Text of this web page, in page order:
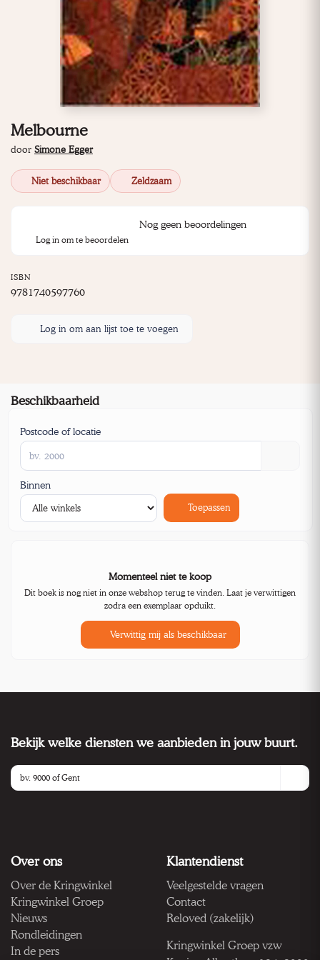
Melbourne
door Simone Egger
Niet beschikbaar Zeldzaam
Nog geen beoordelingen
Log in om te beoordelen
ISBN
9781740597760
Log in om aan lijst toe te voegen
Beschikbaarheid
Postcode of locatie
Binnen
Toepassen
Momenteel niet te koop
Dit boek is nog niet in onze webshop terug te vinden. Laat je verwittigen
zodra een exemplaar opduikt.
Verwittig mij als beschikbaar
Bekijk welke diensten we aanbieden in jouw buurt.
Over ons
Over de Kringwinkel
Kringwinkel Groep
Nieuws
Rondleidingen
In de pers
Klantendienst
Veelgestelde vragen
Contact
Reloved (zakelijk)
Kringwinkel Groep vzw